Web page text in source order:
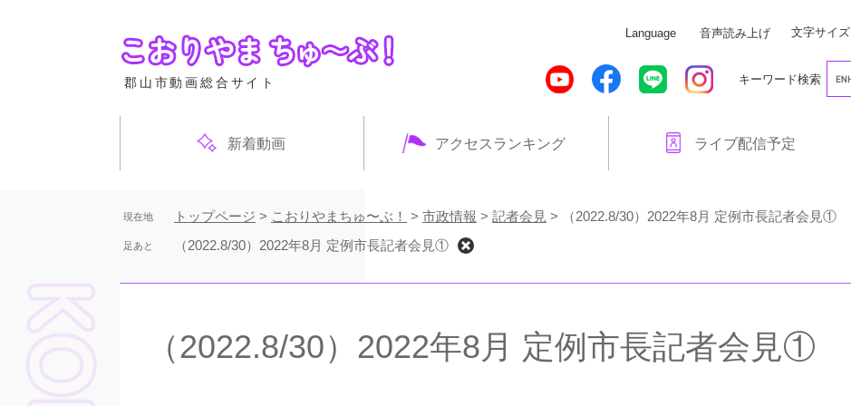
郡山市動画総合サイト
Language 音声読み上げ 文字サイズ
キーワード検索
新着動画 アクセスランキング ライブ配信予定
現在地 トップページ > こおりやまちゅ〜ぶ！ > 市政情報 > 記者会見 > （2022.8/30）2022年8月 定例市長記者会見①
足あと （2022.8/30）2022年8月 定例市長記者会見①
（2022.8/30）2022年8月 定例市長記者会見①